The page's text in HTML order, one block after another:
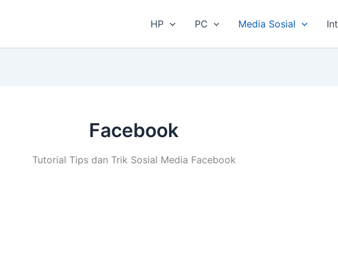
HP PC Media Sosial
Facebook
Tutorial Tips dan Trik Sosial Media Facebook